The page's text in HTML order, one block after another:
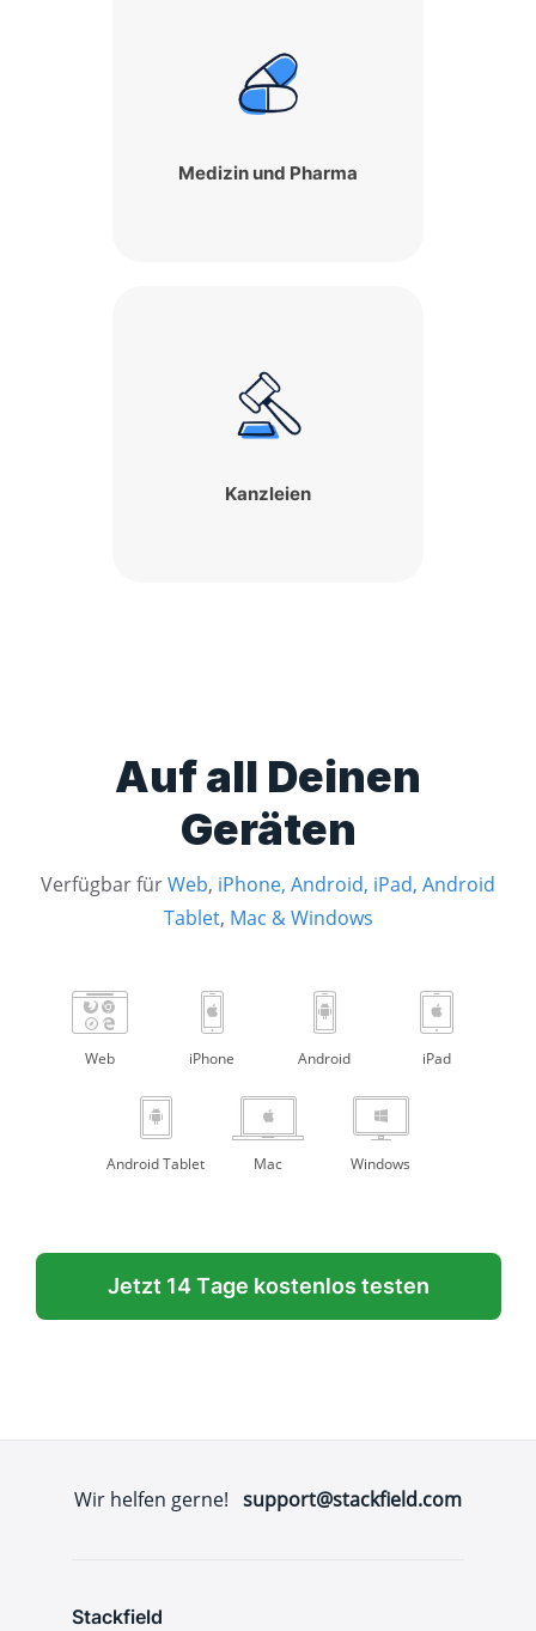
Medizin und Pharma
Kanzleien
Auf all Deinen
Geräten
Verfügbar fürWeb, iPhone, Android, iPad, Android
Tablet, Mac &Windows
Web iPhone Android iPad
Android Tablet Mac Windows
Jetzt 14 Tage kostenlos testen
Wir helfen gerne! support@stackfield.com
Stackfield